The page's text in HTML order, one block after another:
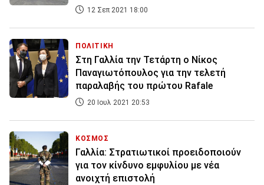
12 Σεπ 2021 18:00
ΠΟΛΙΤΙΚΗ
Στη Γαλλία την Τετάρτη ο Νίκος
Παναγιωτόπουλος για την τελετή
παραλαβής του πρώτου Rafale
20 Ιουλ 2021 20:53
ΚΟΣΜΟΣ
Γαλλία: Στρατιωτικοί προειδοποιούν
για τον κίνδυνο εμφυλίου με νέα
ανοιχτή επιστολή